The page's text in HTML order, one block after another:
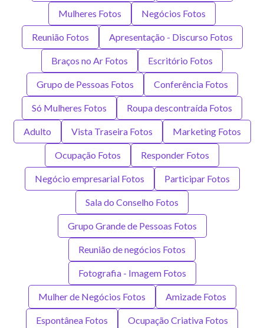
Mulheres Fotos Negócios Fotos
Reunião Fotos Apresentação - Discurso Fotos
Braços no Ar Fotos Escritório Fotos
Grupo de Pessoas Fotos Conferência Fotos
Só Mulheres Fotos Roupa descontraída Fotos
Adulto Vista Traseira Fotos Marketing Fotos
Ocupação Fotos Responder Fotos
Negócio empresarial Fotos Participar Fotos
Sala do Conselho Fotos
Grupo Grande de Pessoas Fotos
Reunião de negócios Fotos
Fotografia - Imagem Fotos
Mulher de Negócios Fotos Amizade Fotos
Espontânea Fotos Ocupação Criativa Fotos